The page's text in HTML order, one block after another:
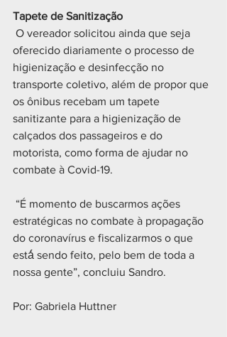
Tapete de Sanitização
oferecido diariamente o processo de
higienização e desinfecção no
transporte coletivo, além de propor que
os ônibus recebam um tapete
sanitizante para a higienização de
calçados dos passageiros e do
motorista, como forma de ajudar no
combate à Covid-19.
estratégicas no combate à propagação
do coronavírus e fiscalizarmos o que
está́ sendo feito, pelo bem de toda a
nossa gente”, concluiu Sandro.
Por: Gabriela Huttner